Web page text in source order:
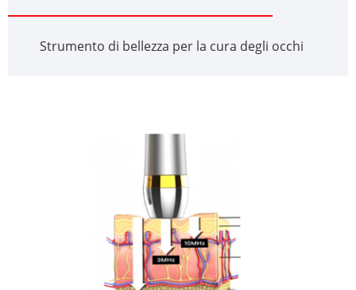
Strumento di bellezza per la cura degli occhi